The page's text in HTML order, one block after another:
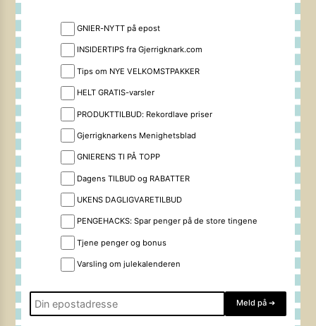
GNIER-NYTT på epost
INSIDERTIPS fra Gjerrigknark.com
Tips om NYE VELKOMSTPAKKER
HELT GRATIS-varsler
PRODUKTTILBUD: Rekordlave priser
Gjerrigknarkens Menighetsblad
GNIERENS TI PÅ TOPP
Dagens TILBUD og RABATTER
UKENS DAGLIGVARETILBUD
PENGEHACKS: Spar penger på de store tingene
Tjene penger og bonus
Varsling om julekalenderen
Meld på ➔